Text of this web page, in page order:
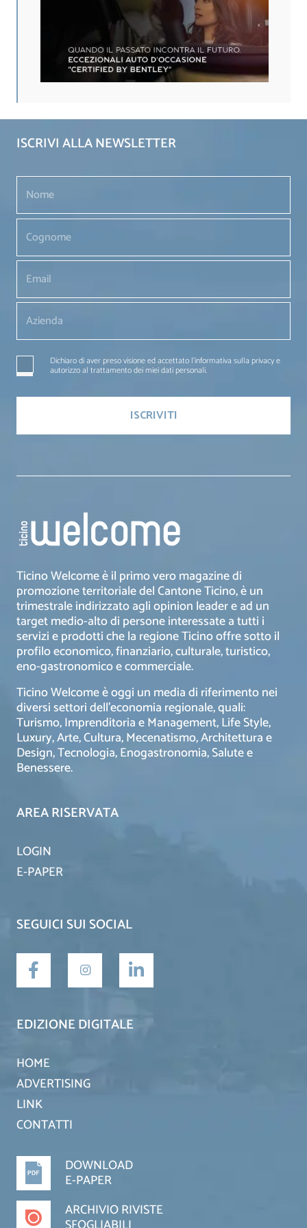
ISCRIVI ALLA NEWSLETTER
Dichiaro di aver preso visione ed accettato l'informativa sulla privacy e
autorizzo al trattamento dei miei dati personali.
Ticino Welcome è il primo vero magazine di
promozione territoriale del Cantone Ticino, è un
trimestrale indirizzato agli opinion leader e ad un
target medio-alto di persone interessate a tutti i
servizi e prodotti che la regione Ticino offre sotto il
profilo economico, finanziario, culturale, turistico,
eno-gastronomico e commerciale.
Ticino Welcome è oggi un media di riferimento nei
diversi settori dell’economia regionale, quali:
Turismo, Imprenditoria e Management, Life Style,
Luxury, Arte, Cultura, Mecenatismo, Architettura e
Design, Tecnologia, Enogastronomia, Salute e
Benessere.
AREA RISERVATA
LOGIN
E-PAPER
SEGUICI SUI SOCIAL
EDIZIONE DIGITALE
HOME
ADVERTISING
LINK
CONTATTI
DOWNLOAD
E-PAPER
ARCHIVIO RIVISTE